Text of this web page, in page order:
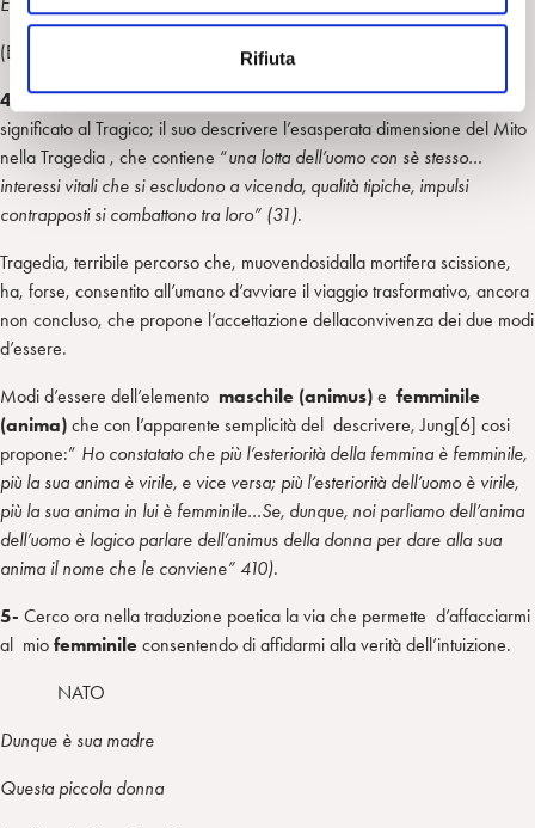
e
s
o
Rifiuta
(Euripide)
4-
Nelle parole di Oreste ed Elettra Il pensiero di Jaspers[5] dona
significato al Tragico; il suo descrivere l’esasperata dimensione del Mito
nella Tragedia , che contiene “una lotta dell’uomo con sè stesso…
interessi vitali che si escludono a vicenda, qualità tipiche, impulsi
contrapposti si combattono tra loro” (31).
Tragedia, terribile percorso che, muovendosidalla mortifera scissione,
ha, forse, consentito all’umano d’avviare il viaggio trasformativo, ancora
non concluso, che propone l’accettazione dellaconvivenza dei due modi
d’essere.
Modi d’essere dell’elemento maschile (animus) e femminile
(anima) che con l’apparente semplicità del descrivere, Jung[6] cosi
propone:” Ho constatato che più l’esteriorità della femmina è femminile,
più la sua anima è virile, e vice versa; più l’esteriorità dell’uomo è virile,
più la sua anima in lui è femminile…Se, dunque, noi parliamo dell’anima
dell’uomo è logico parlare dell’animus della donna per dare alla sua
anima il nome che le conviene” 410).
5- Cerco ora nella traduzione poetica la via che permette d’affacciarmi
al mio femminile consentendo di affidarmi alla verità dell’intuizione.
NATO
Dunque è sua madre
Questa piccola donna